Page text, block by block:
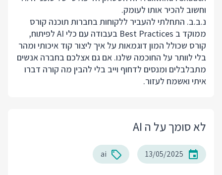
וחשוב להכיר אותו לעומק.
נ.ב.ב. התחלתי להעביר ללקוחות בחברות תוכנה קורס
ממוקד ב Best Practices בעבודה עם כלי AI לפיתוח,
קורס שכולל המון דוגמאות על איך ליצור קוד איכותי ומהר
בלי לוותר על החוכמה שלנו. אם גם אצלכם בחברה אנשים
מתבלבלים ומנסים לדחוף וייב בלי להבין מה קורה דברו
איתי ואשמח לעזור.
לא סומך על ה AI
13/05/2025
ai